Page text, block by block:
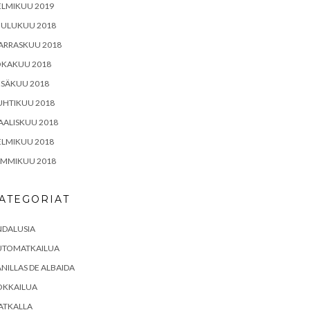
2019
2018
2018
2018
2018
2018
2018
2018
2018
DE ALBAIDA